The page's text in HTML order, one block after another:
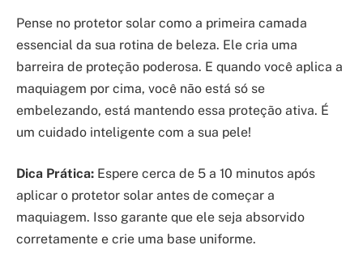
Pense no protetor solar como a primeira camada
essencial da sua rotina de beleza. Ele cria uma
barreira de proteção poderosa. E quando você aplica a
maquiagem por cima, você não está só se
embelezando, está mantendo essa proteção ativa. É
um cuidado inteligente com a sua pele!
Dica Prática: Espere cerca de 5 a 10 minutos após
aplicar o protetor solar antes de começar a
maquiagem. Isso garante que ele seja absorvido
corretamente e crie uma base uniforme.